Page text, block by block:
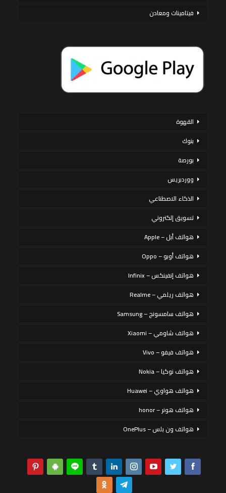
فيتامينات ومعادن
القهوة
بنوك
بورصة
ووردبريس
الذكاء الاصطناعي
تسويق إلكتروني
هواتف أبل – Apple
هواتف أوبو – Oppo
هواتف إنفينكس – Infinix
هواتف ريلمي – Realme
هواتف سامسونج – Samsung
هواتف شاومي – Xiaomi
هواتف فيفو – Vivo
هواتف نوكيا – Nokia
هواتف هواوي – Huawei
هواتف هونر – honor
هواتف ون بلس – OnePlus